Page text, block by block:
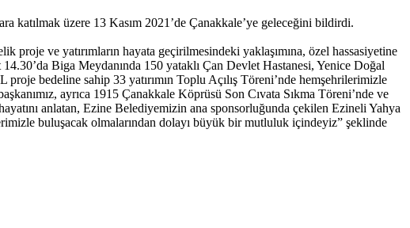
üzere 13 Kasım 2021’de Çanakkale’ye geleceğini bildirdi.
proje ve yatırımların hayata geçirilmesindeki yaklaşımına, özel hassasiyetine
Biga Meydanında 150 yataklı Çan Devlet Hastanesi, Yenice Doğal
bedeline sahip 33 yatırımın Toplu Açılış Töreni’nde hemşehrilerimizle
ayrıca 1915 Çanakkale Köprüsü Son Cıvata Sıkma Töreni’nde ve
anlatan, Ezine Belediyemizin ana sponsorluğunda çekilen Ezineli Yahya
buluşacak olmalarından dolayı büyük bir mutluluk içindeyiz” şeklinde